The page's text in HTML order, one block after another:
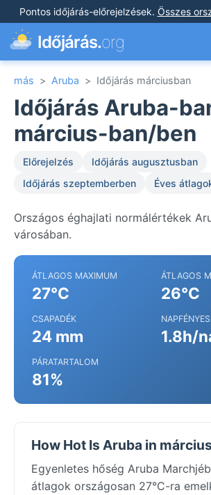
Pontos időjárás-előrejelzések. Összes
Időjárás.org
más > Aruba > Időjárás márciusban
Időjárás Aruba-
március-ban/ben
Előrejelzés
Időjárás augusztusban
Időjárás szeptemberben
Éves
Országos éghajlati normálértékek
városában.
ÁTLAGOS MAXIMUM
27°C
ÁTLAGOS
26°C
CSAPADÉK
24 mm 1.8h/
PÁRATARTALOM
81%
How Hot Is Aruba in
Egyenletes hőség Aruba
átlagok országosan 27°C-ra